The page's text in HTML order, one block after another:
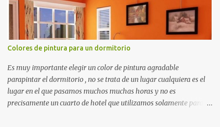
Colores de pintura para un dormitorio
Es muy importante elegir un color de pintura agradable
parapintar el dormitorio , no se trata de un lugar cualquiera es el
lugar en el que pasamos muchos muchas horas y no es
precisamente un cuarto de hotel que utilizamos solamente para